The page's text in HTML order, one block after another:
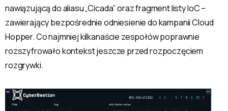
nawiązującą do aliasu „Cicada” oraz fragment listy IoC –
zawierający bezpośrednie odniesienie do kampanii Cloud
Hopper. Co najmniej kilkanaście zespołów poprawnie
rozszyfrowało kontekst jeszcze przed rozpoczęciem
rozgrywki.